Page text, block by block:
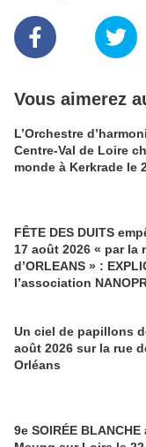
Vous aimerez
L’Orchestre
Centre-Val de Loire
monde à Kerkrade le
FÊTE DES DUITS
17 août 2026 « par la
d’ORLEANS » : EXPLICATIONS de
l’association
Un ciel de papillons
août 2026 sur la rue
Orléans
9e SOIRÉE